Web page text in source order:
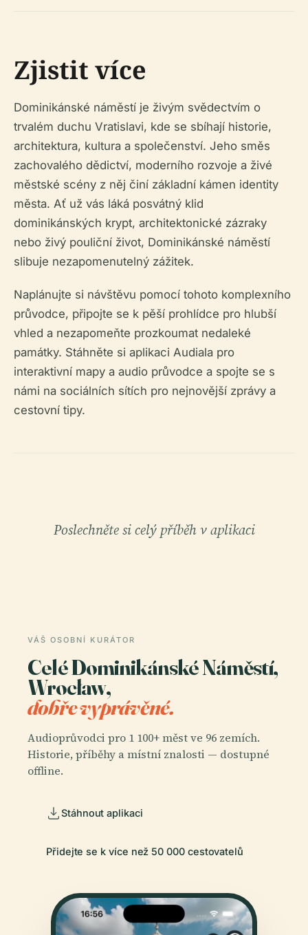
Zjistit více
Dominikánské náměstí je živým svědectvím o
trvalém duchu Vratislavi, kde se sbíhají historie,
architektura, kultura a společenství. Jeho směs
zachovalého dědictví, moderního rozvoje a živé
městské scény z něj činí základní kámen identity
města. Ať už vás láká posvátný klid
dominikánských krypt, architektonické zázraky
nebo živý pouliční život, Dominikánské náměstí
slibuje nezapomenutelný zážitek.
Naplánujte si návštěvu pomocí tohoto komplexního
průvodce, připojte se k pěší prohlídce pro hlubší
vhled a nezapomeňte prozkoumat nedaleké
památky. Stáhněte si aplikaci Audiala pro
interaktivní mapy a audio průvodce a spojte se s
námi na sociálních sítích pro nejnovější zprávy a
cestovní tipy.
Poslechněte si celý příběh v aplikaci
VÁŠ OSOBNÍ KURÁTOR
Celé Dominikánské Náměstí,
Wrocław,
dobře vyprávěné.
Audioprůvodci pro 1 100+ měst ve 96 zemích.
Historie, příběhy a místní znalosti — dostupné
offline.
Stáhnout aplikaci
Přidejte se k více než 50 000 cestovatelů